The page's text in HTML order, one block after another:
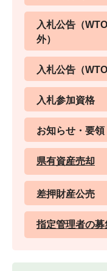
入札公告（
外）
入札公告（
入札参加資格
お知らせ・要領
県有資産売却
差押財産公売
指定管理者の募